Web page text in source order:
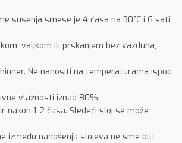
susenja smese je 4 časa na 30°C i 6 sati
valjkom ili prskanjem bez vazduha,
Ne nanositi na temperaturama ispod
vlažnosti iznad 80%.
nakon 1-2 časa. Sledeći sloj se može
između nanošenja slojeva ne sme biti